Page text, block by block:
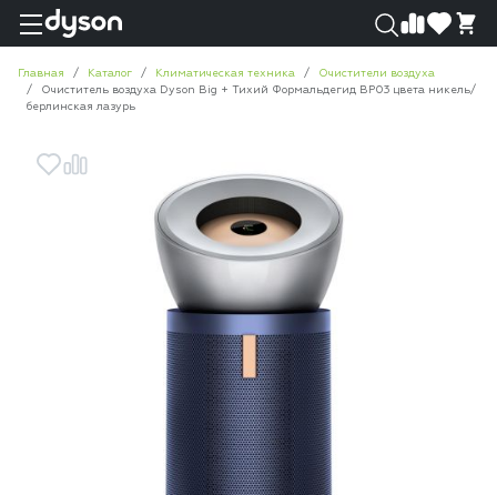
Главная Каталог Климатическая техника
Очистители воздуха
Очиститель воздуха Dyson Big + Тихий Формальдегид BP03 цвета никель/
берлинская лазурь